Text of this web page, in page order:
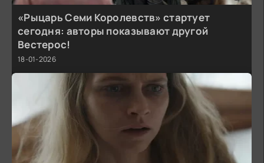
«Рыцарь Семи Королевств» стартует
сегодня: авторы показывают другой
Вестерос!
18-01-2026